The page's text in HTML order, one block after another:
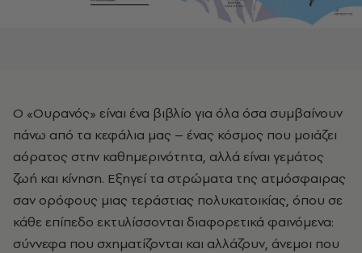
Ο «Ουρανός» είναι ένα βιβλίο για όλα όσα συμβαίνουν
πάνω από τα κεφάλια μας – ένας κόσμος που μοιάζει
αόρατος στην καθημερινότητα, αλλά είναι γεμάτος
ζωή και κίνηση. Εξηγεί τα στρώματα της ατμόσφαιρας
σαν ορόφους μιας τεράστιας πολυκατοικίας, όπου σε
κάθε επίπεδο εκτυλίσσονται διαφορετικά φαινόμενα:
σύννεφα που σχηματίζονται και αλλάζουν, άνεμοι που